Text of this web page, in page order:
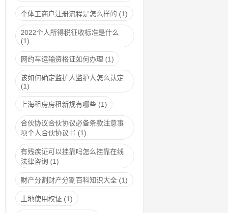
个体工商户注册流程是怎么样的 (1)
2022个人所得税征收标准是什么
(1)
网约车运输资格证如何办理 (1)
该如何确定监护人监护人怎么认定
(1)
上海租房房租新规有哪些 (1)
合伙协议合伙协议必备条款注意事
项个人合伙协议书 (1)
有残疾证可以挂靠吗怎么挂靠在线
法律咨询 (1)
财产分割财产分割百科知识大全 (1)
土地使用权证 (1)